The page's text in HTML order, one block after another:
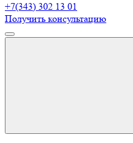
+7(343) 302 13 01
Получить консультацию